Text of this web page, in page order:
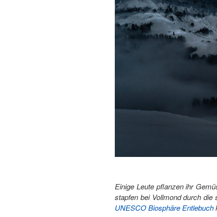
Einige Leute pflanzen ihr
stapfen bei Vollmond durch
UNESCO Biosphäre Entlebuch